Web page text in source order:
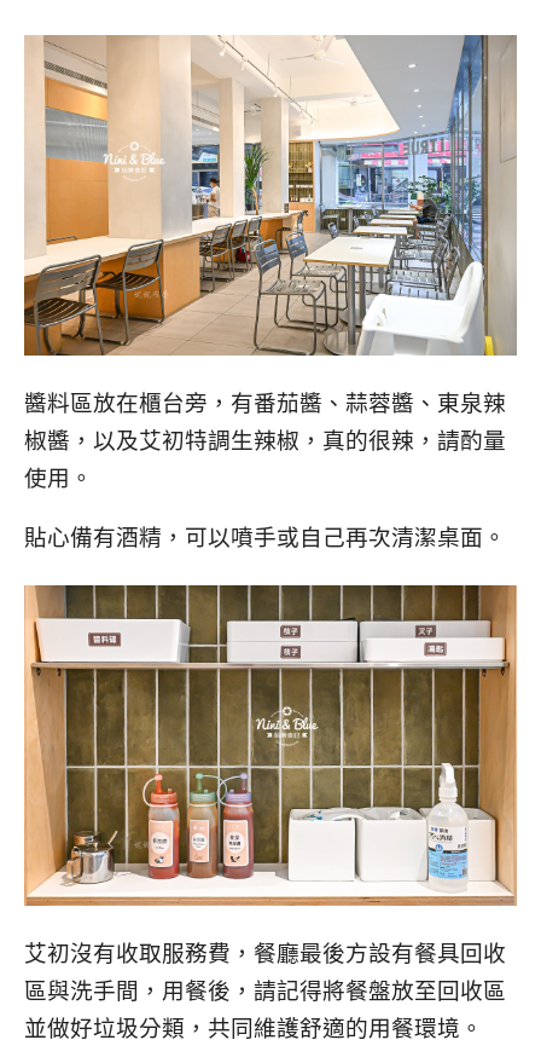
醬料區放在櫃台旁，有番茄醬、蒜蓉醬、東泉辣
椒醬，以及艾初特調生辣椒，真的很辣，請酌量
使用。
貼心備有酒精，可以噴手或自己再次清潔桌面。
艾初沒有收取服務費，餐廳最後方設有餐具回收
區與洗手間，用餐後，請記得將餐盤放至回收區
並做好垃圾分類，共同維護舒適的用餐環境。